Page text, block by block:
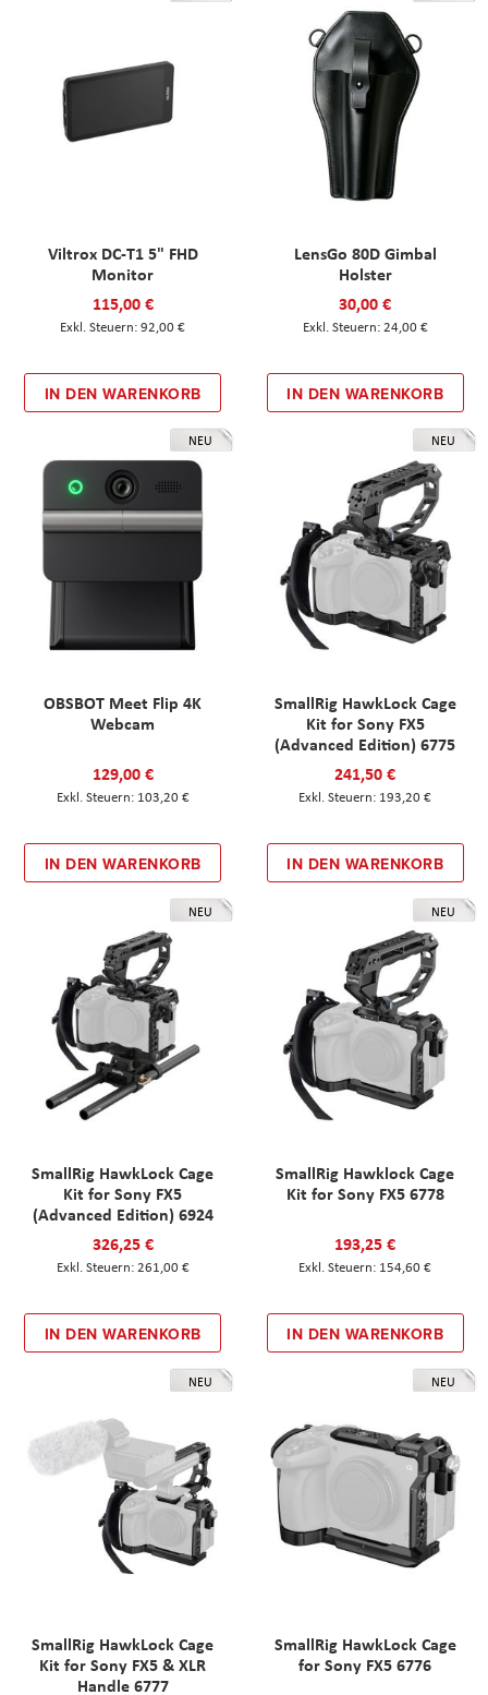
Viltrox DC-T1 5" FHD
Monitor
115,00 €
92,00 €
IN DEN WARENKORB
LensGo 80D Gimbal
Holster
30,00 €
24,00 €
IN DEN WARENKORB
NEU
OBSBOT Meet Flip 4K
Webcam
129,00 €
103,20 €
IN DEN WARENKORB
NEU
SmallRig HawkLock Cage
Kit for Sony FX5
(Advanced Edition) 6775
241,50 €
193,20 €
IN DEN WARENKORB
NEU
SmallRig HawkLock Cage
Kit for Sony FX5
(Advanced Edition) 6924
326,25 €
261,00 €
IN DEN WARENKORB
NEU
SmallRig Hawklock Cage
Kit for Sony FX5 6778
193,25 €
154,60 €
IN DEN WARENKORB
NEU
SmallRig HawkLock Cage
Kit for Sony FX5 & XLR
Handle 6777
NEU
SmallRig HawkLock Cage
for Sony FX5 6776